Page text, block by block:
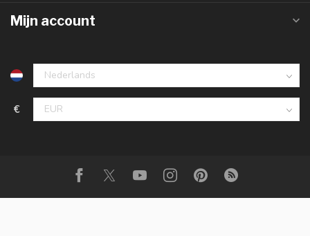
Mijn account
€